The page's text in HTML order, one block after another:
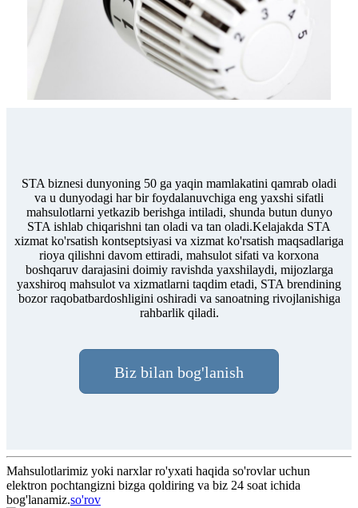
STA biznesi dunyoning 50 ga yaqin mamlakatini qamrab oladi
va u dunyodagi har bir foydalanuvchiga eng yaxshi sifatli
mahsulotlarni yetkazib berishga intiladi, shunda butun dunyo
STA ishlab chiqarishni tan oladi va tan oladi.Kelajakda STA
xizmat ko'rsatish kontseptsiyasi va xizmat ko'rsatish maqsadlariga
rioya qilishni davom ettiradi, mahsulot sifati va korxona
boshqaruv darajasini doimiy ravishda yaxshilaydi, mijozlarga
yaxshiroq mahsulot va xizmatlarni taqdim etadi, STA brendining
bozor raqobatbardoshligini oshiradi va sanoatning rivojlanishiga
rahbarlik qiladi.
Biz bilan bog'lanish
Mahsulotlarimiz yoki narxlar ro'yxati haqida so'rovlar uchun
elektron pochtangizni bizga qoldiring va biz 24 soat ichida
bog'lanamiz.so'rov